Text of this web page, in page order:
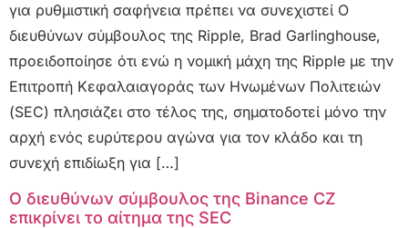
για ρυθμιστική σαφήνεια πρέπει να συνεχιστεί Ο
διευθύνων σύμβουλος της Ripple, Brad Garlinghouse,
προειδοποίησε ότι ενώ η νομική μάχη της Ripple με την
Επιτροπή Κεφαλαιαγοράς των Ηνωμένων Πολιτειών
(SEC) πλησιάζει στο τέλος της, σηματοδοτεί μόνο την
αρχή ενός ευρύτερου αγώνα για τον κλάδο και τη
συνεχή επιδίωξη για […]
Ο διευθύνων σύμβουλος της Binance CZ
επικρίνει το αίτημα της SEC